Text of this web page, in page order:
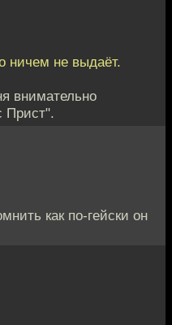
ничем не выдаёт.
внимательно
Прист".
как по-гейски он